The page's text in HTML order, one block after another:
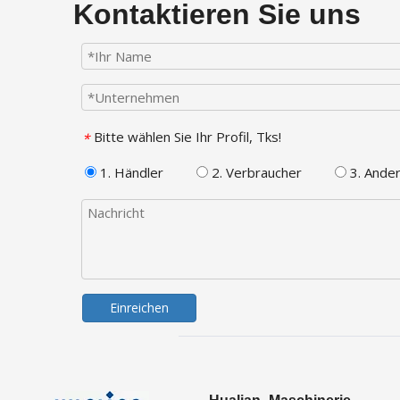
Kontaktieren Sie uns
* Bitte wählen Sie Ihr Profil, Tks!
1. Händler
2. Verbraucher 3.
Einreichen